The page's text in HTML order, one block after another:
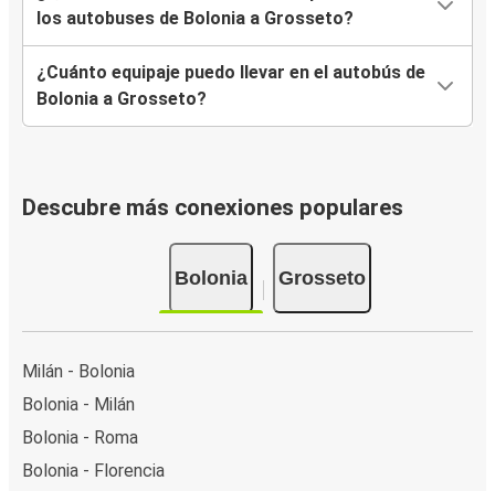
los autobuses de Bolonia a Grosseto?
¿Cuánto equipaje puedo llevar en el autobús de
Bolonia a Grosseto?
Descubre más conexiones populares
Bolonia Grosseto
Milán - Bolonia
Bolonia - Milán
Bolonia - Roma
Bolonia - Florencia